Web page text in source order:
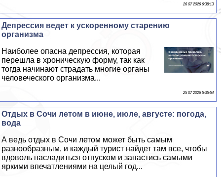
26 07 2026 6:38:13
Депрессия ведет к ускоренному старению
организма
Наиболее опасна депрессия, которая
перешла в хроническую форму, так как
тогда начинают страдать многие органы
человеческого организма...
25 07 2026 5:35:54
Отдых в Сочи летом в июне, июле, августе: погода,
вода
А ведь отдых в Сочи летом может быть самым
разнообразным, и каждый турист найдет там все, чтобы
вдоволь насладиться отпуском и запастись самыми
яркими впечатлениями на целый год...